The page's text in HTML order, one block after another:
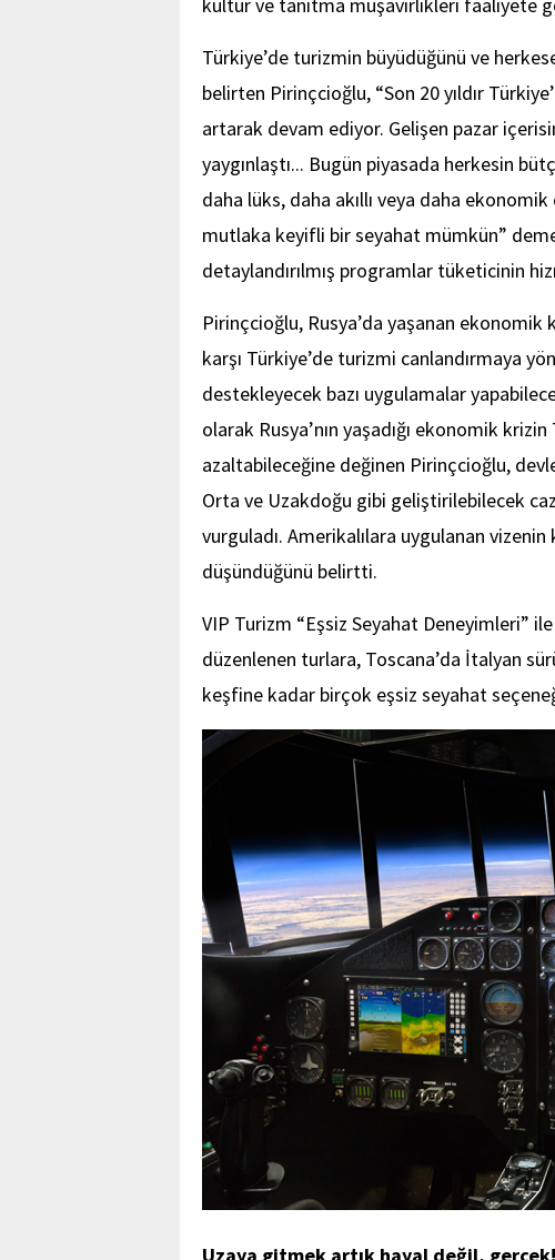
Türkiye’de turizmin büyüdüğünü ve
belirten Pirinçcioğlu, “Son 20 yıldır
artarak devam ediyor. Gelişen pazar
yaygınlaştı... Bugün piyasada herkesin
daha lüks, daha akıllı veya daha
mutlaka keyifli bir seyahat mümkün”
detaylandırılmış programlar tüketicinin
Pirinçcioğlu, Rusya’da yaşanan
karşı Türkiye’de turizmi canlandırmaya
destekleyecek bazı uygulamalar
olarak Rusya’nın yaşadığı ekonomik
azaltabileceğine değinen Pirinçcioğlu,
Orta ve Uzakdoğu gibi geliştirilebilecek
vurguladı. Amerikalılara uygulanan
düşündüğünü belirtti.
VIP Turizm “Eşsiz Seyahat Deneyimleri”
düzenlenen turlara, Toscana’da İtalyan
keşfine kadar birçok eşsiz seyahat